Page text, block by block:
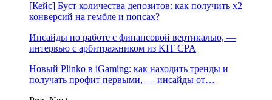
[Кейс] Буст количества депозитов: как получить х2
конверсий на гембле и попсах?
Инсайды по работе с финансовой вертикалью, —
интервью с арбитражником из KIT CPA
Новый Plinko в iGaming: как находить тренды и
получать профит первыми, — инсайды от…